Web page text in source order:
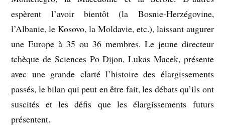
espèrent l’avoir bientôt (la Bosnie-Herzégovine,
l’Albanie, le Kosovo, la Moldavie, etc.), laissant augurer
une Europe à 35 ou 36 membres. Le jeune directeur
tchèque de Sciences Po Dijon, Lukas Macek, présente
avec une grande clarté l’histoire des élargissements
passés, le bilan qui peut en être fait, les débats qu’ils ont
suscités et les défis que les élargissements futurs
présentent.